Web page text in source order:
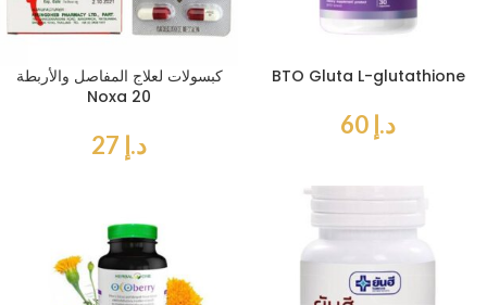
كبسولات لعلاج المفاصل والأربطة
Noxa 20
د.إ
BTO Gluta L-glutathione
د.إ